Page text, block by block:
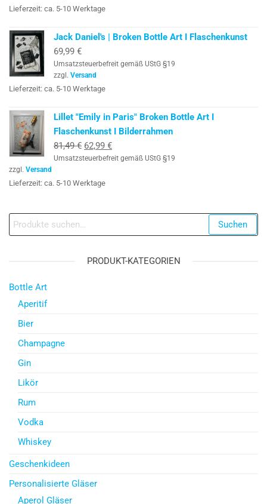
Lieferzeit: ca. 5-10 Werktage
Jack Daniel's | Broken Bottle Art I Flaschenkunst
69,99 €
Umsatzsteuerbefreit gemäß UStG §19
zzgl. Versand
Lieferzeit: ca. 5-10 Werktage
Lillet "Emily in Paris" Broken Bottle Art I
Flaschenkunst I Bilderrahmen
81,49€ Ursprünglicher
Preis
81,49 €
62,99 €Aktueller
Preis
Umsatzsteuerbefreit gemäß UStG §19
zzgl. Versand
Lieferzeit: ca. 5-10 Werktage
Suche
nach:
Suchen
PRODUKT-KATEGORIEN
Bottle Art
Aperitif
Bier
Champagne
Gin
Likör
Rum
Vodka
Whiskey
Geschenkideen
Personalisierte Gläser
Aperol Gläser